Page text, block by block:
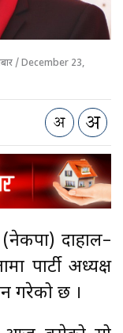
/ December 23,
(नेकपा) दाहाल–
पार्टी अध्यक्ष
गरेको छ ।